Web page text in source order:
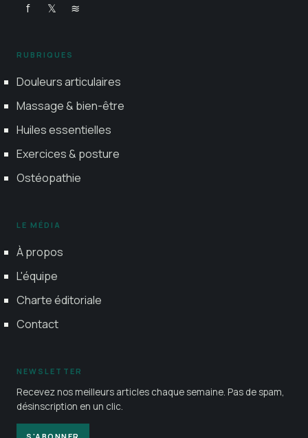
f 𝕏 ≋
RUBRIQUES
Douleurs articulaires
Massage & bien-être
Huiles essentielles
Exercices & posture
Ostéopathie
LE MÉDIA
À propos
L'équipe
Charte éditoriale
Contact
NEWSLETTER
Recevez nos meilleurs articles chaque semaine. Pas de spam,
désinscription en un clic.